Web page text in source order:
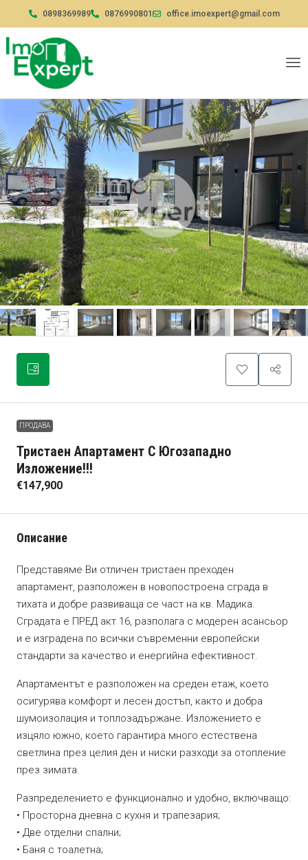
0898369989 0876990801 office.imoexpert@gmail.com
ПРОДАВА
Тристаен Апартамент С Югозападно
Изложение!!!
€147,900
Описание
Представяме Ви отличен тристаен преходен
апартамент, разположен в новопостроена сграда в
тихата и добре развиваща се част на кв. Мадика.
Сградата е ПРЕД акт 16, разполага с модерен асансьор
и е изградена по всички съвременни европейски
стандарти за качество и енергийна ефективност.
Апартаментът е разположен на среден етаж, което
осигурява комфорт и лесен достъп, както и добра
шумоизолация и топлозадържане. Изложението е
изцяло южно, което гарантира много естествена
светлина през целия ден и ниски разходи за отопление
през зимата.
Разпределението е функционално и удобно, включващо:
• Просторна дневна с кухня и трапезария;
• Две отделни спални;
• Баня с тоалетна;